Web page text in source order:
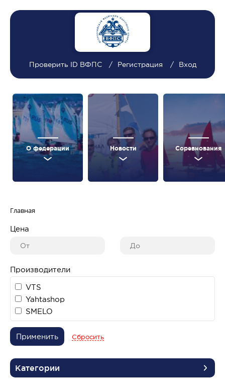
Проверить ID ВФПС Регистрация Вход
О федерации Новости Соревнования
Главная
Цена
Производители
VTS
Yahtashop
SMELO
Применить Сбросить
Категории